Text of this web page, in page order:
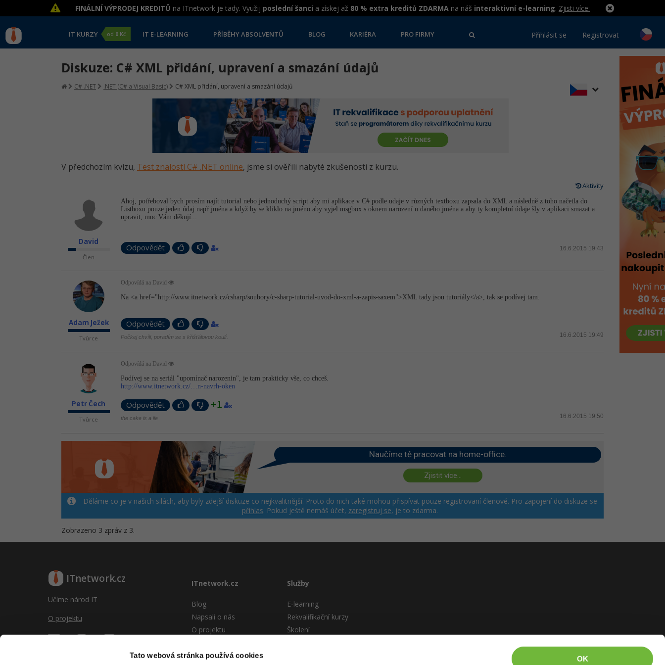
Tato webová stránka používá cookies OK
FINÁLNÍ VÝPRODEJ KREDITŮ na ITnetwork je tady. Využij poslední šanci a získej až 80 % extra kreditů ZDARMA na náš interaktivní e-learning. Zjisti více:
IT KURZY od 0 Kč IT E-LEARNING PŘÍBĚHY ABSOLVENTŮ BLOG KARIÉRA PRO FIRMY Přihlásit se Registrovat
Diskuze: C# XML přidání, upravení a smazání údajů
C# .NET .NET (C# a Visual Basic) C# XML přidání, upravení a smazání údajů
V předchozím kvízu, Test znalostí C# .NET online, jsme si ověřili nabyté zkušenosti z kurzu.
Aktivity
David
Člen
Ahoj, potřeboval bych prosím najít tutorial nebo jednoduchý script aby mi aplikace v C# podle udaje v různých textboxu zapsala do XML a následně z toho načetla do
Listboxu pouze jeden údaj např jména a když by se kliklo na jméno aby vyjel msgbox s oknem narození u daného jména a aby ty kompletní údaje šly v aplikaci smazat a
upravit, moc Vám děkují...
Odpovědět 16.6.2015 19:43
Adam Ježek
Tvůrce
Odpovídá na David
Na <a href="http://­www.itnetwork­.cz/csharp/sou­bory/c-sharp-tutorial-uvod-do-xml-a-zapis-saxem">XML tady jsou tutoriály</a>, tak se podívej tam.
Odpovědět
16.6.2015 19:49
Počkej chvíli, poradím se s křišťálovou koulí.
Petr Čech
Tvůrce
Odpovídá na David
Podívej se na seriál "upomínač narozenin", je tam prakticky vše, co chceš.
http://www.itnetwork.cz/…n-navrh-oken
Odpovědět +1
16.6.2015 19:50
the cake is a lie
Naučíme tě pracovat na home-office.
Zjistit více...
Děláme co je v našich silách, aby byly zdejší diskuze co nejkvalitnější. Proto do nich také mohou přispívat pouze registrovaní členové. Pro zapojení do diskuze se
přihlas. Pokud ještě nemáš účet, zaregistruj se, je to zdarma.
Zobrazeno 3 zpráv z 3.
ITnetwork.cz
Učíme národ IT
O projektu
ITnetwork.cz
Blog
Napsali o nás
O projektu
Vývoj systému
Služby
E-learning
Rekvalifikační kurzy
Školení